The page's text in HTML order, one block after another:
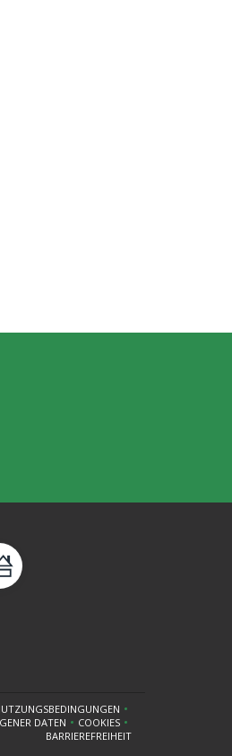
NEUES FENSTER))((ÖFFNET EIN NEUES FENSTER))
DATEN
NEUES FENSTER))COOKIES((ÖFFNET EIN NEUES
BARRIEREFREIHEIT((ÖFFNET EIN NEUES FENSTER))